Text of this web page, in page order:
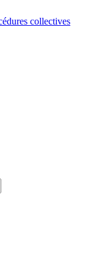
collectives